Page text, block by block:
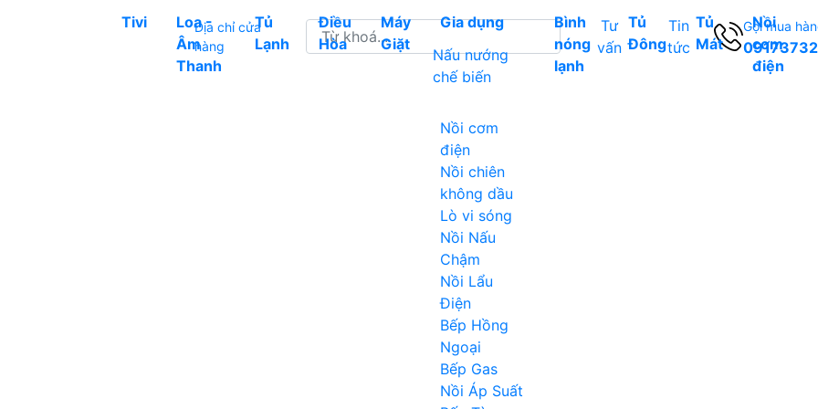
Địa chỉ cửa
hàng
Tư
vấn
Tin
tức
Gọi mua
Tivi
Loa -
Âm
Thanh
Tủ
Lạnh
Điều
Hòa
Máy
Giặt
Gia dụng
Nấu nướng
chế biến
Nồi cơm
điện
Nồi chiên
không dầu
Lò vi sóng
Nồi Nấu
Chậm
Nồi Lẩu
Điện
Bếp Hồng
Ngoại
Bếp Gas
Nồi Áp Suất
Bình
nóng
lạnh
Tủ
Đông
Tủ
Mát
Nồi
cơm
điện